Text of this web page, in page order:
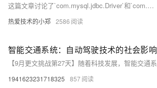
这篇文章讨论了`com.mysql.jdbc.Driver`和`com.mysql.cj.jdbc.Driver`两个MySQL驱动类的区别，指出`com.mysql.jdbc.Driver`适用于MySQL 5的`mysql-connector-java`版本，而`com.mysql.cj.jdbc.Driver`适用于MySQL 6及以上版本的`mysql-connector-java`。文章还提到了在实际使用中如何根据MySQL版本选择合适的驱动类。
热爱技术的小郑 2586
智能交通系统：自动驾驶技术的社会影响
1941623231718325 857